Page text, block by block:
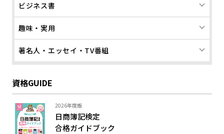
ビジネス書
趣味・実用
著名人・エッセイ・TV番組
資格GUIDE
2026年度版
日商簿記検定
合格ガイドブック